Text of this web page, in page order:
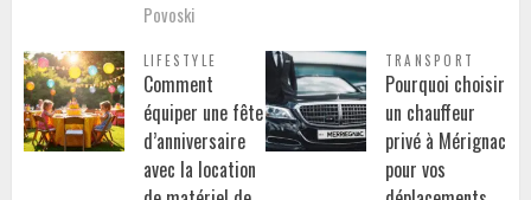
Povoski
LIFESTYLE
Comment
équiper une fête
d’anniversaire
avec la location
TRANSPORT
Pourquoi choisir
un chauffeur
privé à Mérignac
pour vos